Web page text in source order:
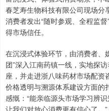
春芝寿生物科技有限公司现场分
消费者发出“随时参观、全程监
得市场信任。
在沉浸式体验环节，由消费者、
团”深入江南药镇一线，实地探
座，并走进浙八味药材市场配资
价格透明与溯源体系建设方面的
感慨：“能亲临源头市场学习辨
让我们对放心消费更有信心了。”
北证50